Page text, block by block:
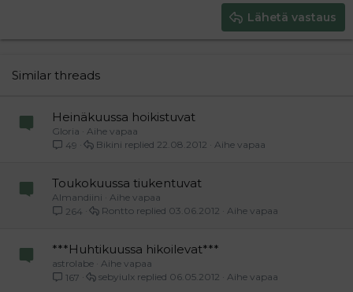
26
Lähetä vastaus
Similar threads
Heinäkuussa hoikistuvat
Gloria
Aihe vapaa
49
Aihe vapaa
22.08.2012
Bikini
Toukokuussa tiukentuvat
Almandiini
Aihe vapaa
264
Aihe vapaa
03.06.2012
Rontto
***Huhtikuussa hikoilevat***
astrolabe
Aihe vapaa
167
Aihe vapaa
06.05.2012
sebyiulx